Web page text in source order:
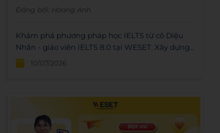
Đăng bởi: Hoang Anh
Khám phá phương pháp học IELTS từ cô Diệu
Nhân - giáo viên IELTS 8.0 tại WESET. Xây dựng
tư duy học đúng để chinh phục mục tiêu IELTS
bền vững.
10/07/2026